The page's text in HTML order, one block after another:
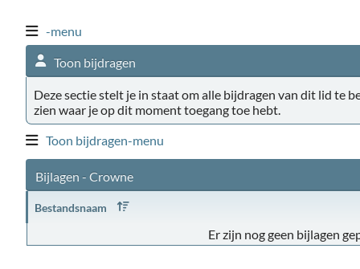
-menu
Toon bijdragen
Deze sectie stelt je in staat om alle bijdragen van dit lid te
zien waar je op dit moment toegang toe hebt.
Toon bijdragen-menu
Bijlagen - Crowne
Bestandsnaam
Er zijn nog geen bijlagen